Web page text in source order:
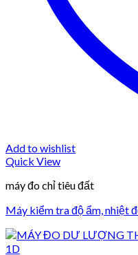
Add to wishlist
Quick View
máy đo chỉ tiêu đất
Máy kiểm tra độ ẩm, nhiệt